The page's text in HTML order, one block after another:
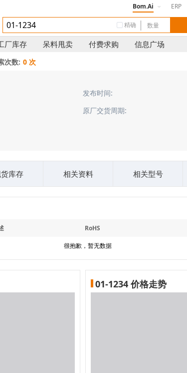
Bom.Ai ERP
精确
厂库存 呆料甩卖 付费求购 信息广场
次数: 0 次
发布时间:
原厂交货周期:
库存 相关资料 相关型号
RoHS
很抱歉，暂无数据
01-1234 价格走势